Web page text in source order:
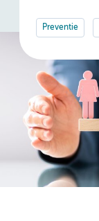
Preventie